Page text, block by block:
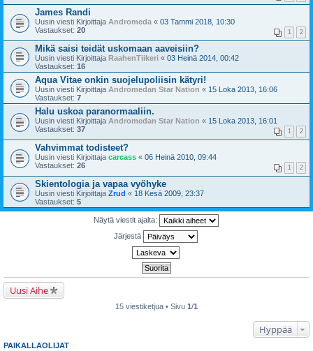
James Randi
Uusin viesti Kirjoittaja Andromeda « 03 Tammi 2018, 10:30
Vastaukset: 20 1 2
Mikä saisi teidät uskomaan aaveisiin?
Uusin viesti Kirjoittaja RaahenTiikeri « 03 Heinä 2014, 00:42
Vastaukset: 16
Aqua Vitae onkin suojelupoliisin kätyri!
Uusin viesti Kirjoittaja Andromedan Star Nation « 15 Loka 2013, 16:06
Vastaukset: 7
Halu uskoa paranormaaliin.
Uusin viesti Kirjoittaja Andromedan Star Nation « 15 Loka 2013, 16:01
Vastaukset: 37 1 2
Vahvimmat todisteet?
Uusin viesti Kirjoittaja carcass « 06 Heinä 2010, 09:44
Vastaukset: 26 1 2
Skientologia ja vapaa vyöhyke
Uusin viesti Kirjoittaja Zrud « 18 Kesä 2009, 23:37
Vastaukset: 5
Näytä viestit ajalta:
Järjestä
Uusi Aihe
15 viestiketjua • Sivu 1/1
Hyppää
PAIKALLAOLIJAT